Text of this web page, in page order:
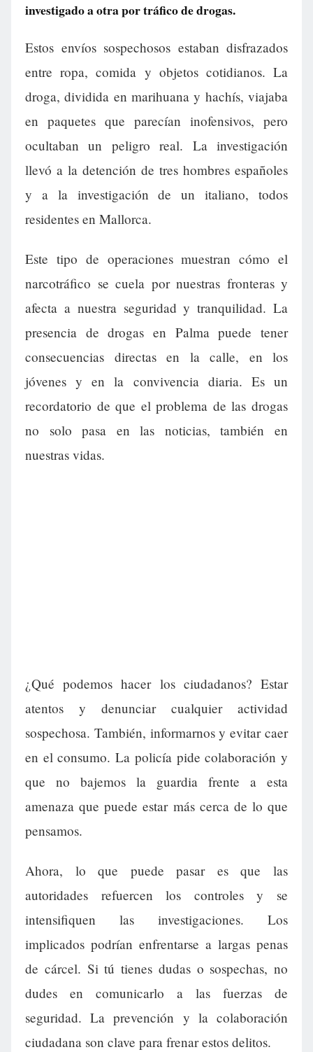
investigado a otra por tráfico de drogas.
Estos envíos sospechosos estaban disfrazados
entre ropa, comida y objetos cotidianos. La
droga, dividida en marihuana y hachís, viajaba
en paquetes que parecían inofensivos, pero
ocultaban un peligro real. La investigación
llevó a la detención de tres hombres españoles
y a la investigación de un italiano, todos
residentes en Mallorca.
Este tipo de operaciones muestran cómo el
narcotráfico se cuela por nuestras fronteras y
afecta a nuestra seguridad y tranquilidad. La
presencia de drogas en Palma puede tener
consecuencias directas en la calle, en los
jóvenes y en la convivencia diaria. Es un
recordatorio de que el problema de las drogas
no solo pasa en las noticias, también en
nuestras vidas.
¿Qué podemos hacer los ciudadanos? Estar
atentos y denunciar cualquier actividad
sospechosa. También, informarnos y evitar caer
en el consumo. La policía pide colaboración y
que no bajemos la guardia frente a esta
amenaza que puede estar más cerca de lo que
pensamos.
Ahora, lo que puede pasar es que las
autoridades refuercen los controles y se
intensifiquen las investigaciones. Los
implicados podrían enfrentarse a largas penas
de cárcel. Si tú tienes dudas o sospechas, no
dudes en comunicarlo a las fuerzas de
seguridad. La prevención y la colaboración
ciudadana son clave para frenar estos delitos.